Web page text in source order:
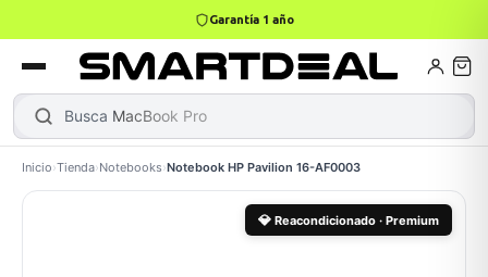
4,9 · +800 reseñas Google
Busca Ma
Inicio›Tienda›Notebooks›Notebook HP Pavilion 16-AF0003
💎 Reacondicionado · Premium